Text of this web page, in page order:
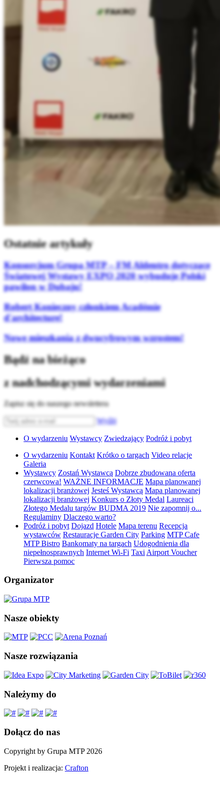
Ostatnie artykuły
Konsorcjum Grupa MTP – FM Aldentro dotyczące
Światowej Wystawy EXPO 2020 wybuduje Polski
pawilon w Dubaju!
Robert Konieczny członkiem Académie
d'architecture!
Nowe mieszkania z dwucyfrowym wzrostem!
Bądź na bieżąco
z nadchodzącymi wydarzeniami
Zapisz się do naszego newslettera
Wyślij
O wydarzeniu Wystawcy Zwiedzający Podróż i pobyt
O wydarzeniu Kontakt Krótko o targach Video relacje
Galeria
Wystawcy Zostań Wystawcą Dobrze zbudowana oferta
czerwcowa! WAŻNE INFORMACJE Mapa planowanej
lokalizacji branżowej Jesteś Wystawcą Mapa planowanej
lokalizacji branżowej Konkurs o Złoty Medal Laureaci
Złotego Medalu targów BUDMA 2019 Nie zapomnij o...
Regulaminy Dlaczego warto?
Podróż i pobyt Dojazd Hotele Mapa terenu Recepcja
wystawców Restauracje Garden City Parking MTP Cafe
MTP Bistro Bankomaty na targach Udogodnienia dla
niepełnosprawnych Internet Wi-Fi Taxi Airport Voucher
Pierwsza pomoc
Organizator
Nasze obiekty
Nasze rozwiązania
Należymy do
Dołącz do nas
Copyright by Grupa MTP 2026
Projekt i realizacja: Crafton